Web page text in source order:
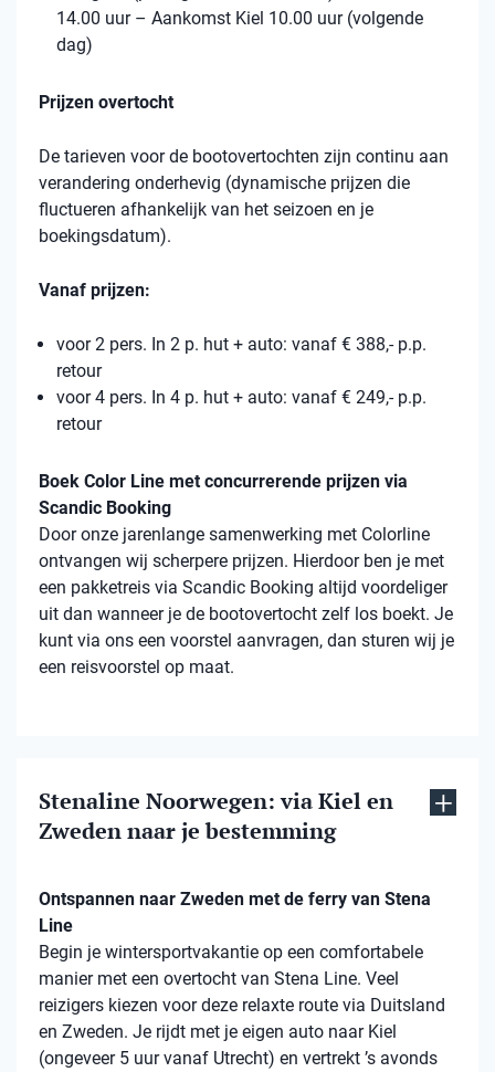
14.00 uur – Aankomst Kiel 10.00 uur (volgende
dag)
Prijzen overtocht
De tarieven voor de bootovertochten zijn continu aan
verandering onderhevig (dynamische prijzen die
fluctueren afhankelijk van het seizoen en je
boekingsdatum).
Vanaf prijzen:
voor 2 pers. In 2 p. hut + auto: vanaf € 388,- p.p.
retour
voor 4 pers. In 4 p. hut + auto: vanaf € 249,- p.p.
retour
Boek Color Line met concurrerende prijzen via
Scandic Booking
Door onze jarenlange samenwerking met Colorline
ontvangen wij scherpere prijzen. Hierdoor ben je met
een pakketreis via Scandic Booking altijd voordeliger
uit dan wanneer je de bootovertocht zelf los boekt. Je
kunt via ons een voorstel aanvragen, dan sturen wij je
een reisvoorstel op maat.
Stenaline Noorwegen: via Kiel en
Zweden naar je bestemming
Ontspannen naar Zweden met de ferry van Stena
Line
Begin je wintersportvakantie op een comfortabele
manier met een overtocht van Stena Line. Veel
reizigers kiezen voor deze relaxte route via Duitsland
en Zweden. Je rijdt met je eigen auto naar Kiel
(ongeveer 5 uur vanaf Utrecht) en vertrekt ’s avonds